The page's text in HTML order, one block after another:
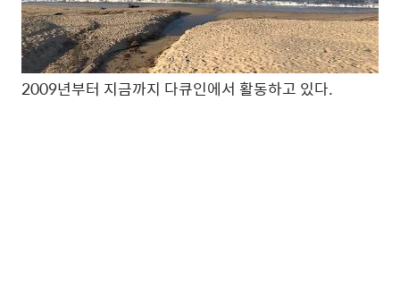
2009년부터 지금까지 다큐인에서 활동하고 있다.